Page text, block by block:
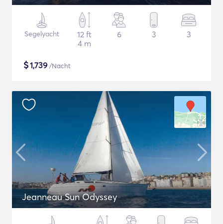
Segelyacht
12 ft
4 m
6 3 3
$1,739 /Nacht
Jeanneau Sun Odyssey